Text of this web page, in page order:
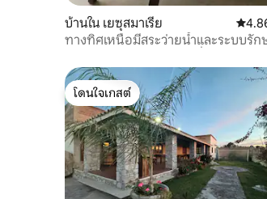
บ้านใน เยซุสมาเรีย คะแน
ทางทิศเหนือมีสระว่ายน้ำและระบบรัก
เรียกเก็บเงิน
โดนใจเกสต์
โดนใจเกสต์